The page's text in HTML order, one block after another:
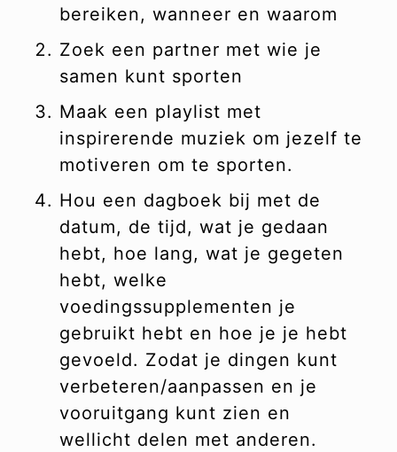
bereiken, wanneer en waarom
Zoek een partner met wie je
samen kunt sporten
Maak een playlist met
inspirerende muziek om jezelf te
motiveren om te sporten.
Hou een dagboek bij met de
datum, de tijd, wat je gedaan
hebt, hoe lang, wat je gegeten
hebt, welke
voedingssupplementen je
gebruikt hebt en hoe je je hebt
gevoeld. Zodat je dingen kunt
verbeteren/aanpassen en je
vooruitgang kunt zien en
wellicht delen met anderen.